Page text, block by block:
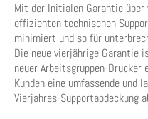
Mit der Initialen Garantie
effizienten technischen
minimiert und so für
Die neue vierjährige Garantie
neuer Arbeitsgruppen-
Kunden eine umfassende und
Vierjahres-Supportabdeckung